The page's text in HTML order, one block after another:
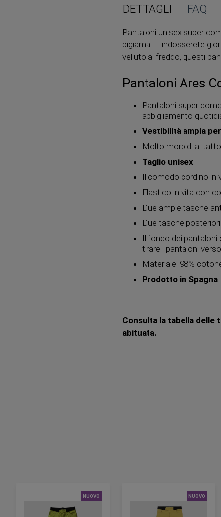
DETTAGLI
Pantaloni unisex super
pigiama. Li indosserete
velluto al freddo, questi
Pantaloni Ares
Pantaloni super
abbigliamento
Vestibilità ampia
Molto morbidi al tatto
Taglio unisex
Il comodo cordino in
Elastico in vita con
Due ampie tasche
Due tasche posteriori
Il fondo dei pantaloni
tirare i pantaloni
Materiale: 98%
Prodotto in Spagna
Consulta la tabella delle
abituata.
FAQ
NUOVO NUOVO